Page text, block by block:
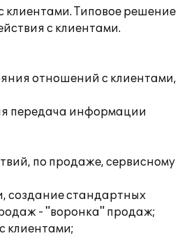
Типовое решение
с клиентами.
отношений с клиентами,
передача информации
по продаже, сервисному
создание стандартных
- "воронка" продаж;
клиентами;